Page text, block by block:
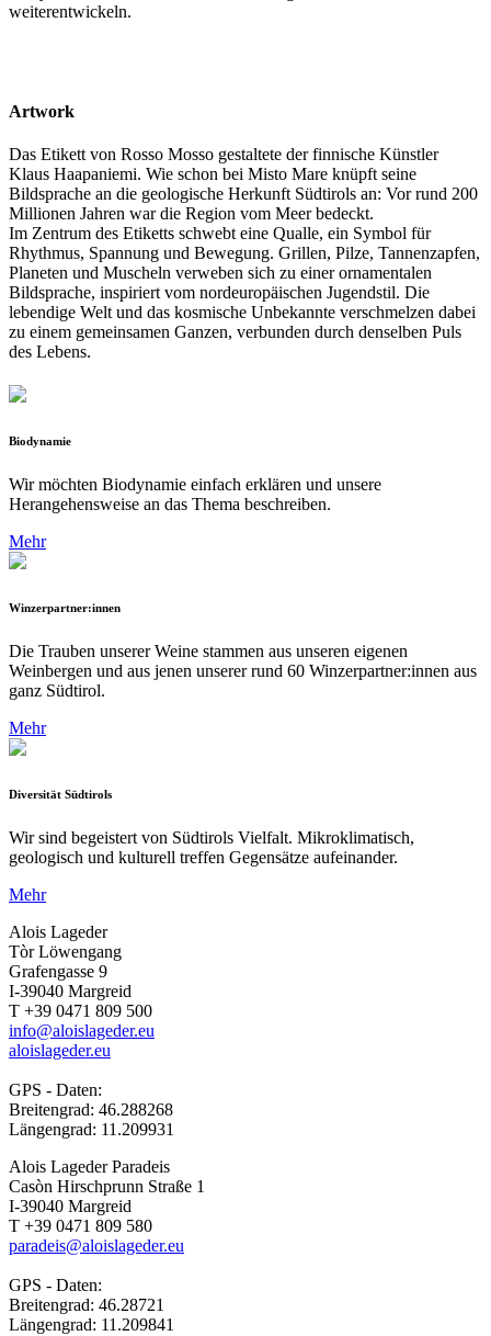
weiterentwickeln.
Artwork
Das Etikett von Rosso Mosso gestaltete der finnische Künstler
Klaus Haapaniemi. Wie schon bei Misto Mare knüpft seine
Bildsprache an die geologische Herkunft Südtirols an: Vor rund 200
Millionen Jahren war die Region vom Meer bedeckt.
Im Zentrum des Etiketts schwebt eine Qualle, ein Symbol für
Rhythmus, Spannung und Bewegung. Grillen, Pilze, Tannenzapfen,
Planeten und Muscheln verweben sich zu einer ornamentalen
Bildsprache, inspiriert vom nordeuropäischen Jugendstil. Die
lebendige Welt und das kosmische Unbekannte verschmelzen dabei
zu einem gemeinsamen Ganzen, verbunden durch denselben Puls
des Lebens.
Biodynamie
Wir möchten Biodynamie einfach erklären und unsere
Herangehensweise an das Thema beschreiben.
Mehr
Winzerpartner:innen
Die Trauben unserer Weine stammen aus unseren eigenen
Weinbergen und aus jenen unserer rund 60 Winzerpartner:innen aus
ganz Südtirol.
Mehr
Diversität Südtirols
Wir sind begeistert von Südtirols Vielfalt. Mikroklimatisch,
geologisch und kulturell treffen Gegensätze aufeinander.
Mehr
Alois Lageder
Tòr Löwengang
Grafengasse 9
I-39040 Margreid
T +39 0471 809 500
info@aloislageder.eu
aloislageder.eu
GPS - Daten:
Breitengrad: 46.288268
Längengrad: 11.209931
Alois Lageder Paradeis
Casòn Hirschprunn Straße 1
I-39040 Margreid
T +39 0471 809 580
paradeis@aloislageder.eu
GPS - Daten:
Breitengrad: 46.28721
Längengrad: 11.209841